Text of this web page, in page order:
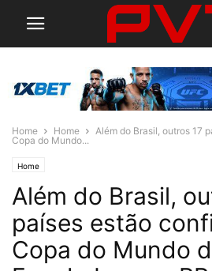
Home Home
Além do Brasil, outros 17
Copa do Mundo...
Home
Além do Brasil,
países estão
Copa do Mundo